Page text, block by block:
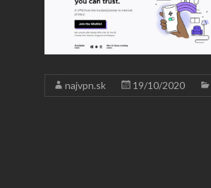
najvpn.sk 19/10/2020